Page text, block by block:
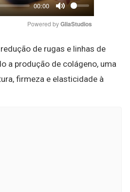
00:00
Mute
Powered by GliaStudios
de rugas e linhas de
a produção de colágeno, uma
firmeza e elasticidade à